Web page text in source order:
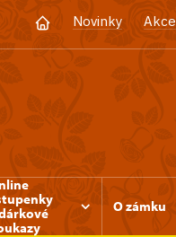
Novinky Akce
O zámku